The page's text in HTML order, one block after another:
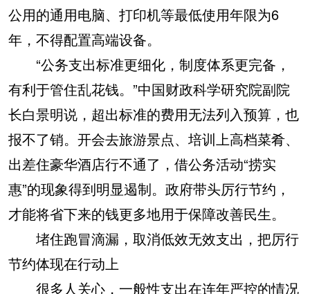
公用的通用电脑、打印机等最低使用年限为6
年，不得配置高端设备。
“公务支出标准更细化，制度体系更完备，
有利于管住乱花钱。”中国财政科学研究院副院
长白景明说，超出标准的费用无法列入预算，也
报不了销。开会去旅游景点、培训上高档菜肴、
出差住豪华酒店行不通了，借公务活动“捞实
惠”的现象得到明显遏制。政府带头厉行节约，
才能将省下来的钱更多地用于保障改善民生。
堵住跑冒滴漏，取消低效无效支出，把厉行
节约体现在行动上
很多人关心，一般性支出在连年严控的情况